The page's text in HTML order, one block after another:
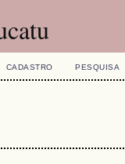
CADASTRO PESQUISA